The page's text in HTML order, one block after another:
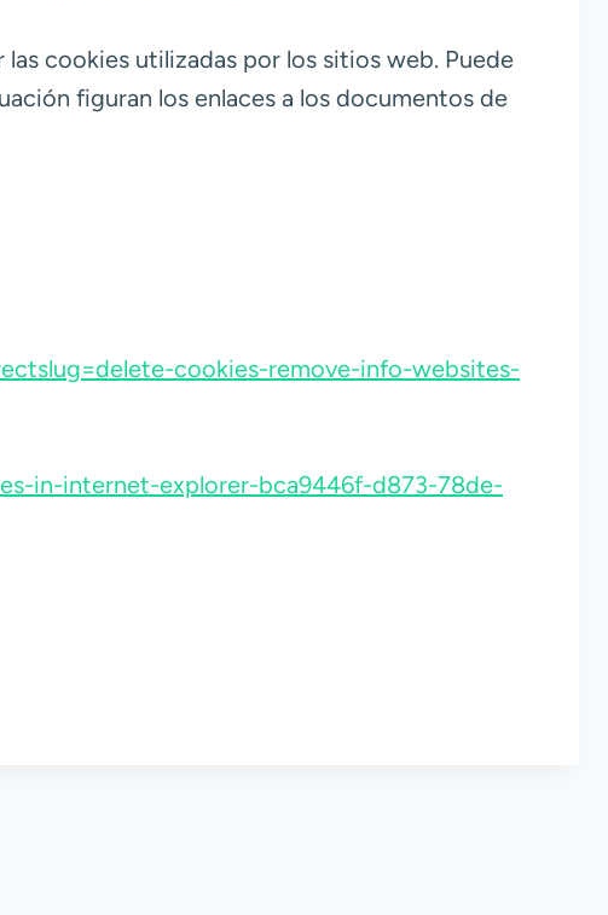
cookies utilizadas por los sitios web. Puede
figuran los enlaces a los documentos de
cookies-remove-info-websites-
in-internet-explorer-bca9446f-d873-78de-